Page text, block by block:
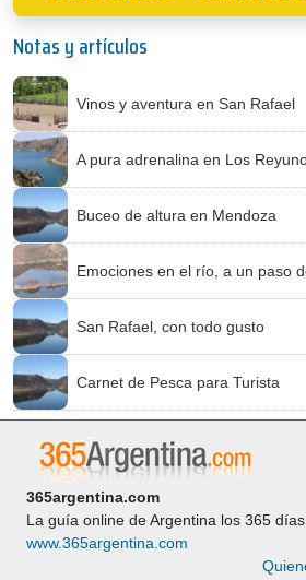
Notas y artículos
Vinos y aventura en San Rafael
A pura adrenalina en Los
Buceo de altura en Mendoza
Emociones en el río, a un paso
San Rafael, con todo gusto
Carnet de Pesca para Turista
365argentina.com
La guía online de Argentina los 365
www.365argentina.com